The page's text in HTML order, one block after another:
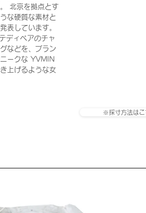
北京を拠点とす
な硬質な素材と
表しています。
ディベアのチャ
などを、ブラン
ークな YVMIN
上げるような女
※採寸方法はこ